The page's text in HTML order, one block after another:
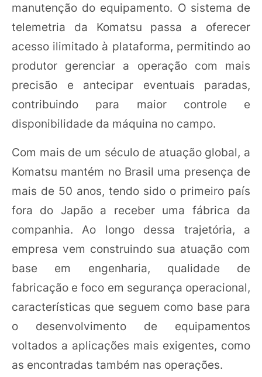
manutenção do equipamento. O sistema de
telemetria da Komatsu passa a oferecer
acesso ilimitado à plataforma, permitindo ao
produtor gerenciar a operação com mais
precisão e antecipar eventuais paradas,
contribuindo para maior controle e
disponibilidade da máquina no campo.
Com mais de um século de atuação global, a
Komatsu mantém no Brasil uma presença de
mais de 50 anos, tendo sido o primeiro país
fora do Japão a receber uma fábrica da
companhia. Ao longo dessa trajetória, a
empresa vem construindo sua atuação com
base em engenharia, qualidade de
fabricação e foco em segurança operacional,
características que seguem como base para
o desenvolvimento de equipamentos
voltados a aplicações mais exigentes, como
as encontradas também nas operações.